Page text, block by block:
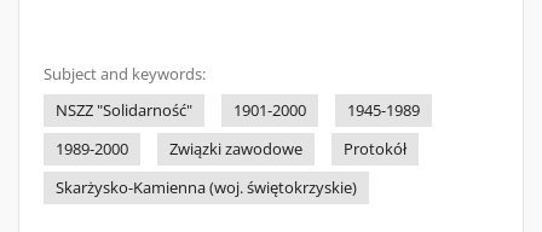
Subject and keywords:
NSZZ "Solidarność"
1901-2000
1945-1989
1989-2000
Związki zawodowe
Protokół
Skarżysko-Kamienna (woj. świętokrzyskie)